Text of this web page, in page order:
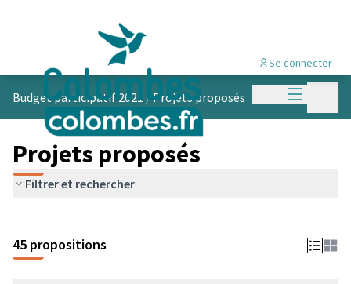
Menu
Se connecter
Budget participatif 2021 /Projets proposés
Projets proposés
Filtrer et rechercher
45 propositions